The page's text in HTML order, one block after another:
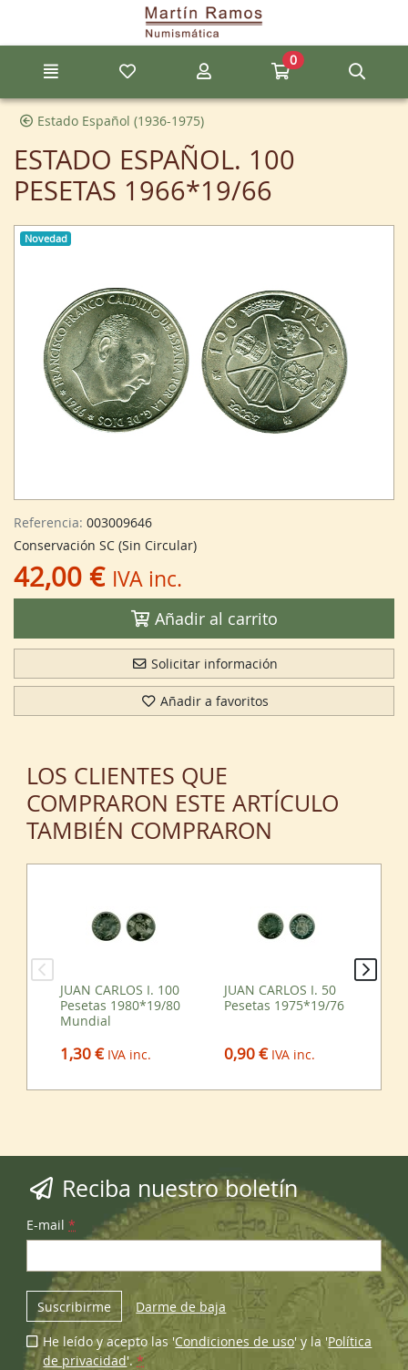
Ir al contenido principal de la página
Mis artículos favoritos
Mi cuentaIr a mi compra
0
Estado Español (1936-1975)
ESTADO ESPAÑOL. 100
PESETAS 1966*19/66
Novedad
Referencia: 003009646
Conservación SC (Sin Circular)
42,00 € IVA inc.
Añadir al carrito
Solicitar información
Añadir a favoritos
LOS CLIENTES QUE
COMPRARON ESTE ARTÍCULO
TAMBIÉN COMPRARON
JUAN CARLOS I. 100
Pesetas 1980*19/80
Mundial
1,30 € IVA inc.
JUAN CARLOS I. 50
Pesetas 1975*19/76
0,90 € IVA inc.
Reciba nuestro boletín
E-mail *
Suscribirme Darme de baja
He leído y acepto las 'Condiciones de uso' y la 'Política
de privacidad'.*